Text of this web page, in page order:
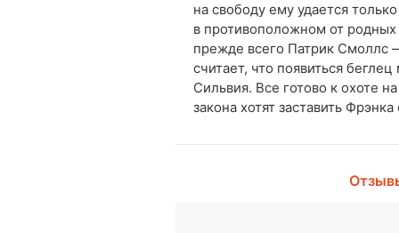
на свободу ему удается
в противоположном от
прежде всего Патрик Смоллс
считает, что появиться
Сильвия. Все готово к охоте
закона хотят заставить